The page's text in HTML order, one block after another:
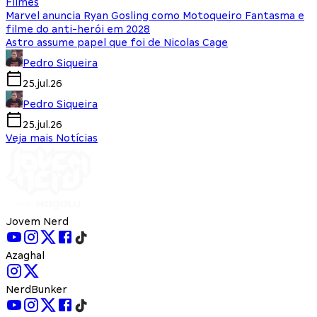
Marvel anuncia Ryan Gosling como Motoqueiro Fantasma e
filme do anti-herói em 2028
Astro assume papel que foi de Nicolas Cage
Pedro Siqueira
25.jul.26
Pedro Siqueira
25.jul.26
Veja mais Notícias
Jovem Nerd
Azaghal
NerdBunker